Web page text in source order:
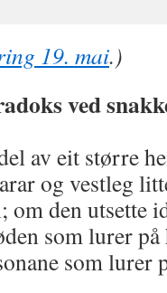
19. mai.)
ved
av eit større
og vestleg
om den utsette
som lurer
som lurer